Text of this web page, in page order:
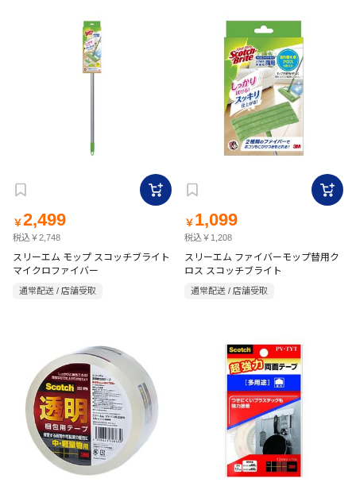
￥2,499
税込￥2,748
スリーエム モップ スコッチブライト
マイクロファイバー
通常配送 / 店舗受取
￥ 1,099
税込￥1,208
スリーエム ファイバーモップ替用ク
ロス スコッチブライト
通常配送 / 店舗受取